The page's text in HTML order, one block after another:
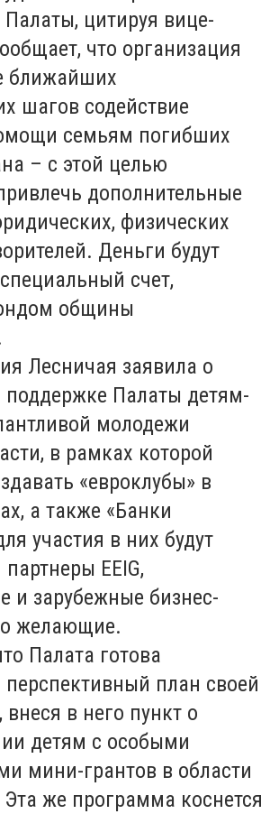
цитируя вице-
что организация
ближайших
шагов содействие
семьям погибших
– с этой целью
дополнительные
физических
Деньги будут
счет,
общины
Лесничая заявила о
поддержке Палаты детям-
молодежи
в рамках которой
«евроклубы» в
а также «Банки
участия в них будут
EEIG,
и зарубежные бизнес-
желающие.
Палата готова
перспективный план своей
внеся в него пункт о
детям с особыми
мини-грантов в области
же программа коснется